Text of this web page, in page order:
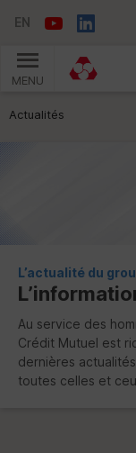
EN
MENU
Vous êtes ici:
Actualités
L’actualité du
Au service des
Crédit Mutuel est
dernières
toutes celles et